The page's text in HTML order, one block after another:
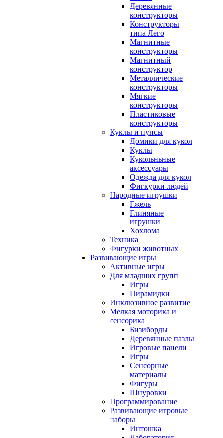
Деревянные
конструкторы
Конструкторы
типа Лего
Магнитные
конструкторы
Магнитный
конструктор
Металлические
конструкторы
Мягкие
конструкторы
Пластиковые
конструкторы
Куклы и пупсы
Домики для кукол
Куклы
Кукольньные
аксессуары
Одежда для кукол
Фигкурки людей
Народные игрушки
Гжель
Глиняные
игрушки
Хохлома
Техника
Фигурки животных
Развивающие игры
Активные игры
Для младших групп
Игры
Пирамидки
Инклюзивное развитие
Мелкая моторика и
сенсорика
Бизиборды
Деревянные пазлы
Игровые панели
Игры
Сенсорные
материалы
Фигуры
Шнуровки
Программирование
Развивающие игровые
наборы
Интошка